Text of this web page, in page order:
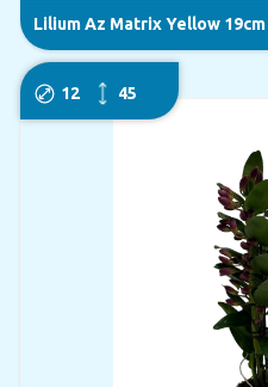
Lilium Az Matrix Yellow 19cm
12 45